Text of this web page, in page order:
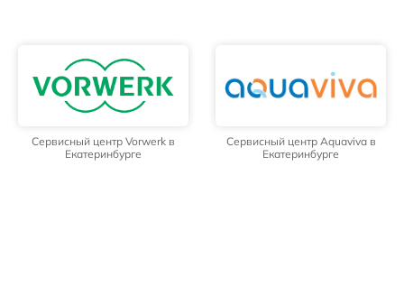
Сервисный центр Vorwerk в
Екатеринбурге
Сервисный центр Aquaviva в
Екатеринбурге